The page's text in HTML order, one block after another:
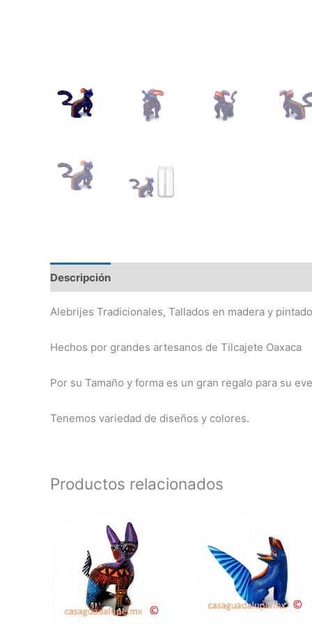
Descripción
Alebrijes Tradicionales, Tallados en madera y
Hechos por grandes artesanos de Tilcajete Oaxaca
Por su Tamaño y forma es un gran regalo para su
Tenemos variedad de diseños y colores.
Productos relacionados